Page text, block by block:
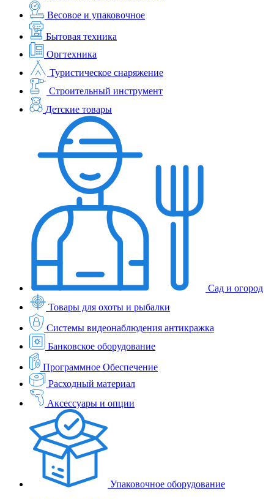
Весовое и упаковочное
Бытовая техника
Оргтехника
Туристическое снаряжение
Строительный инструмент
Детские товары
Сад и огород
Товары для охоты и рыбалки
Системы видеонаблюдения антикражка
Банковское оборудование
Программное Обеспечение
Расходный материал
Аксессуары и опции
Упаковочное оборудование